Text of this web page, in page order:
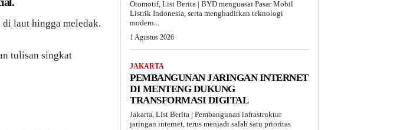
laut hingga meledak.
tulisan singkat
Otomotif, List Berita | BYD menguasai Pasar Mobil
Listrik Indonesia, serta menghadirkan teknologi
modern...
1 Agustus 2026
JAKARTA
PEMBANGUNAN JARINGAN INTERNET
DI MENTENG DUKUNG
TRANSFORMASI DIGITAL
Jakarta, List Berita | Pembangunan infrastruktur
jaringan internet, terus menjadi salah satu prioritas